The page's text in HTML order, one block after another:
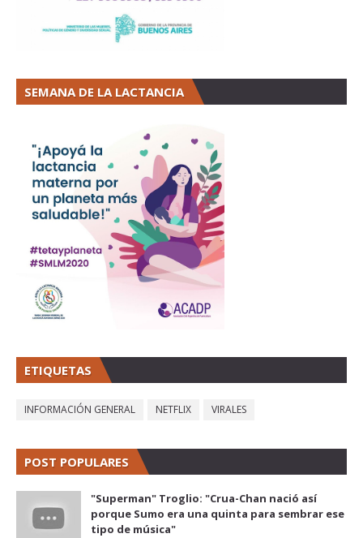
SEMANA DE LA LACTANCIA
ETIQUETAS
INFORMACIÓN GENERAL NETFLIX VIRALES
POST POPULARES
"Superman" Troglio: "Crua-Chan nació así
porque Sumo era una quinta para sembrar ese
tipo de música"